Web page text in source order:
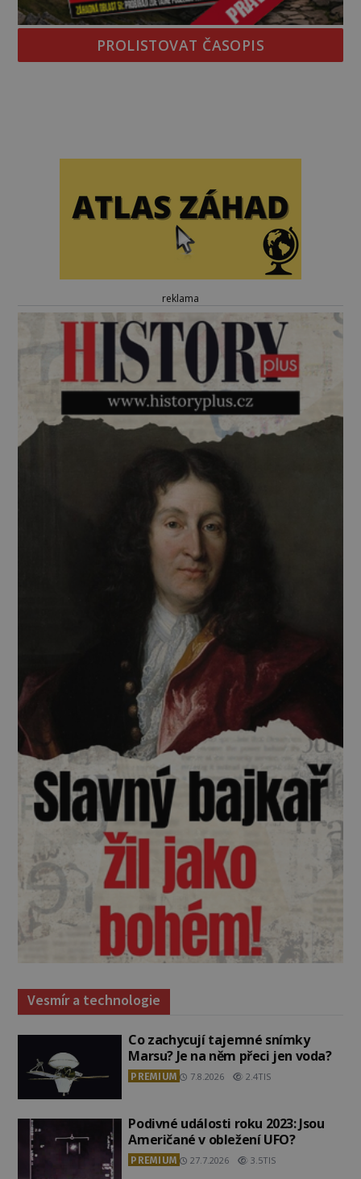
PROLISTOVAT ČASOPIS
reklama
Vesmír a technologie
Co zachycují tajemné snímky
Marsu? Je na něm přeci jen voda?
PREMIUM 7.8.2026 2.4TIS
Podivné události roku 2023: Jsou
Američané v obležení UFO?
PREMIUM 27.7.2026 3.5TIS